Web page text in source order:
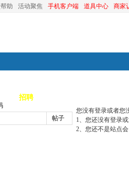
助 活动聚焦 手机客户端 道具中心 商家
招聘
帖子
您没有登录或者您
1、您还没有登录
2、您还不是站点